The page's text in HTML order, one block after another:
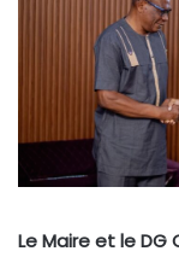
Le Maire et le DG